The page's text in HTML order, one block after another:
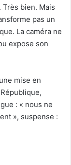
bien. Mais
pas un
La caméra ne
expose son
mise en
: « nous ne
», suspense :